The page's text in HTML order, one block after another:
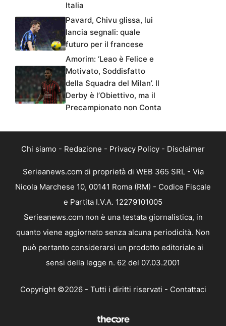
Italia
Pavard, Chivu glissa, lui
lancia segnali: quale
futuro per il francese
Amorim: ‘Leao è Felice e
Motivato, Soddisfatto
della Squadra del Milan’. Il
Derby è l’Obiettivo, ma il
Precampionato non Conta
Chi siamo - Redazione - Privacy Policy - Disclaimer
Serieanews.com di proprietà di WEB 365 SRL - Via
Nicola Marchese 10, 00141 Roma (RM) - Codice Fiscale
e Partita I.V.A. 12279101005
Serieanews.com non è una testata giornalistica, in
quanto viene aggiornato senza alcuna periodicità. Non
può pertanto considerarsi un prodotto editoriale ai
sensi della legge n. 62 del 07.03.2001
Copyright ©2026 - Tutti i diritti riservati - Contattaci